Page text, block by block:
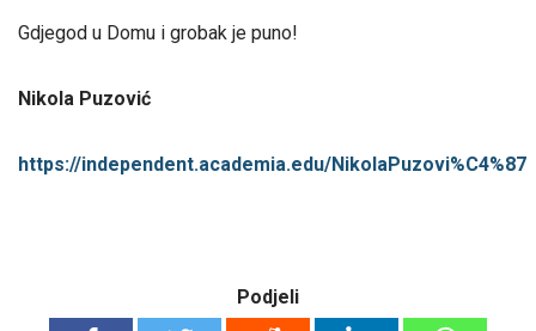
Gdjegod u Domu i grobak je puno!
Nikola Puzović
https://independent.academia.edu/NikolaPuzovi%C4%87
Podjeli